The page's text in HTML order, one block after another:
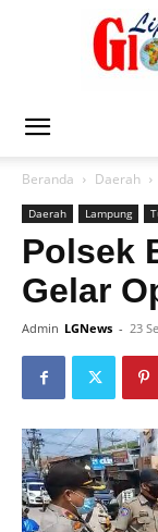
Beranda Daerah
Daerah Lampung
Polsek
Gelar
Admin LGNews - 23